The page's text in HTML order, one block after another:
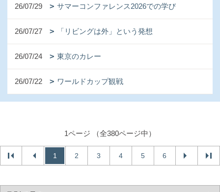
26/07/29 サマーコンファレンス2026での学び
26/07/27 「リビングは外」という発想
26/07/24 東京のカレー
26/07/22 ワールドカップ観戦
1ページ （全380ページ中）
1 2 3 4 5 6